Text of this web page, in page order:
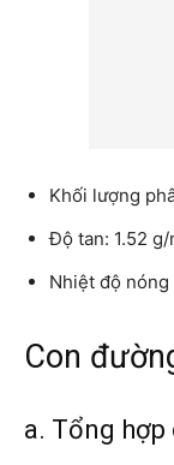
Khối lượng
Độ tan: 1.52 g/
Nhiệt độ nóng
Con
a. Tổng